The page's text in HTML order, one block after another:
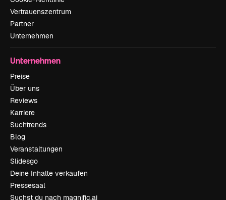
Vertrauenszentrum
Partner
Unternehmen
Unternehmen
Preise
Über uns
Reviews
Karriere
Suchtrends
Blog
Veranstaltungen
Slidesgo
Deine Inhalte verkaufen
Pressesaal
Suchst du nach magnific.ai